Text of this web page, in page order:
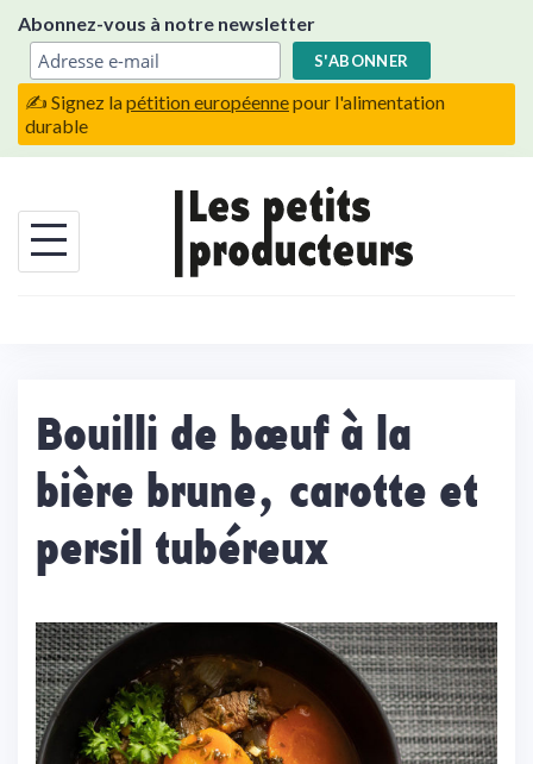
content
Abonnez-vous à notre newsletter
✍️ Signez lapétition européennepour l'alimentation
durable
Bouilli de bœuf à la
bière brune, carotte et
persil tubéreux